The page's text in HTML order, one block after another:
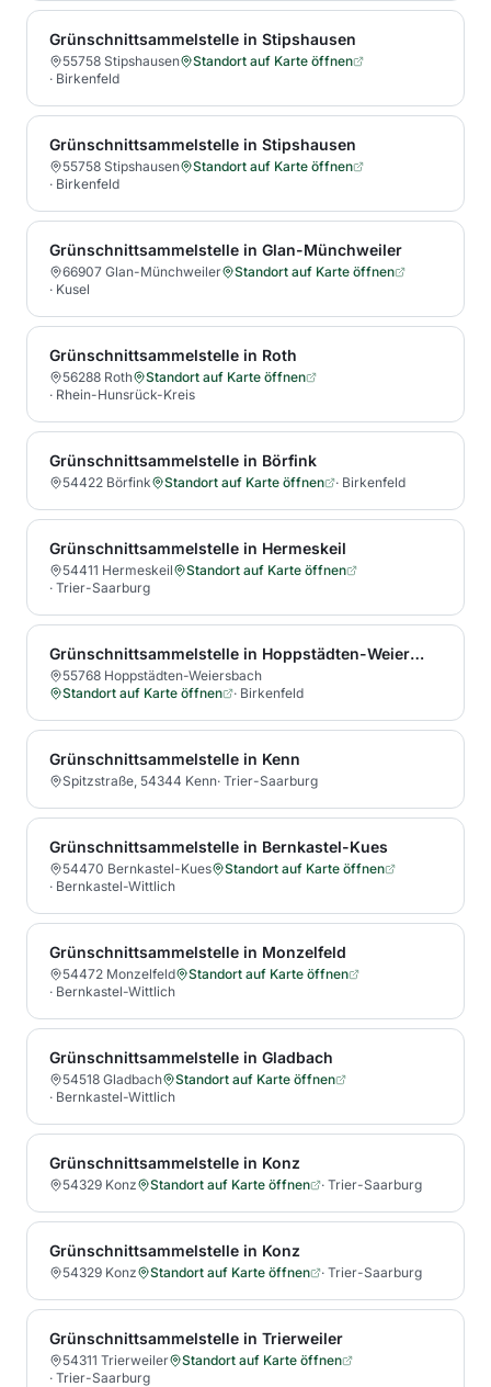
Grünschnittsammelstelle in Stipshausen
55758 Stipshausen
Standort auf Karte öffnen
· Birkenfeld
Grünschnittsammelstelle in Stipshausen
55758 Stipshausen
Standort auf Karte öffnen
· Birkenfeld
Grünschnittsammelstelle in Glan-Münchweiler
66907 Glan-Münchweiler
Standort auf Karte öffnen
· Kusel
Grünschnittsammelstelle in Roth
56288 Roth
Standort auf Karte öffnen
· Rhein-Hunsrück-Kreis
Grünschnittsammelstelle in Börfink
54422 Börfink Standort auf Karte öffnen · Birkenfeld
Grünschnittsammelstelle in Hermeskeil
54411 Hermeskeil
Standort auf Karte öffnen
· Trier-Saarburg
Grünschnittsammelstelle in Hoppstädten-Weiersbach
55768 Hoppstädten-Weiersbach
Standort auf Karte öffnen
· Birkenfeld
Grünschnittsammelstelle in Kenn
Spitzstraße, 54344 Kenn· Trier-Saarburg
Grünschnittsammelstelle in Bernkastel-Kues
54470 Bernkastel-Kues
Standort auf Karte öffnen
· Bernkastel-Wittlich
Grünschnittsammelstelle in Monzelfeld
54472 Monzelfeld
Standort auf Karte öffnen
· Bernkastel-Wittlich
Grünschnittsammelstelle in Gladbach
54518 Gladbach
Standort auf Karte öffnen
· Bernkastel-Wittlich
Grünschnittsammelstelle in Konz
54329 Konz Standort auf Karte öffnen · Trier-Saarburg
Grünschnittsammelstelle in Konz
54329 Konz Standort auf Karte öffnen · Trier-Saarburg
Grünschnittsammelstelle in Trierweiler
54311 Trierweiler
Standort auf Karte öffnen
· Trier-Saarburg